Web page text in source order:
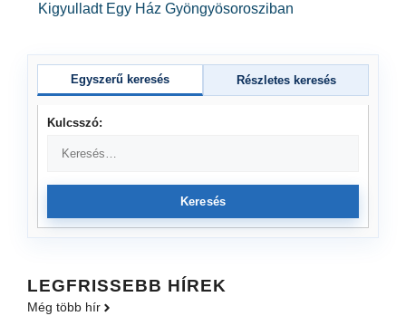
Kigyulladt Egy Ház Gyöngyösorosziban
Egyszerű keresés Részletes keresés
Kulcsszó:
Keresés
LEGFRISSEBB HÍREK
Még több hír